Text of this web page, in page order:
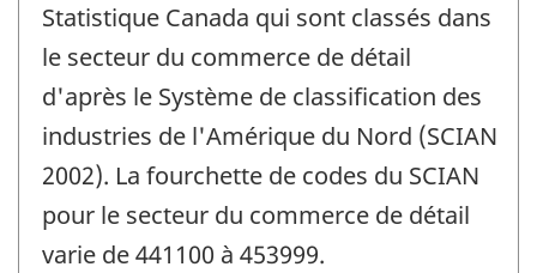
Statistique Canada qui sont classés dans
le secteur du commerce de détail
d'après le Système de classification des
industries de l'Amérique du Nord (SCIAN
2002). La fourchette de codes du SCIAN
pour le secteur du commerce de détail
varie de 441100 à 453999.